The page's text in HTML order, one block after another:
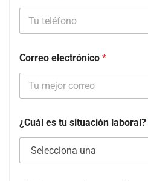
Correo electrónico *
¿Cuál es tu situación laboral?